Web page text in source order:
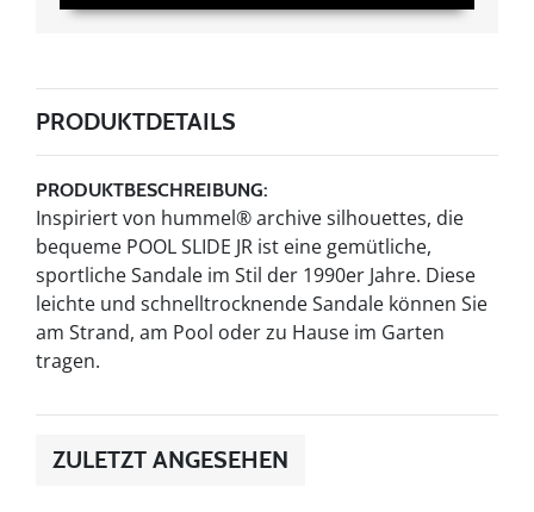
PRODUKTDETAILS
PRODUKTBESCHREIBUNG:
Inspiriert von hummel® archive silhouettes, die
bequeme POOL SLIDE JR ist eine gemütliche,
sportliche Sandale im Stil der 1990er Jahre. Diese
leichte und schnelltrocknende Sandale können Sie
am Strand, am Pool oder zu Hause im Garten
tragen.
ZULETZT ANGESEHEN